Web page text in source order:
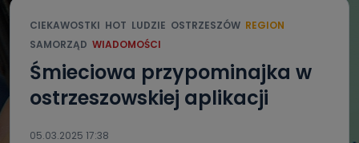
CIEKAWOSTKI HOT LUDZIE OSTRZESZÓW REGION
SAMORZĄD WIADOMOŚCI
Śmieciowa przypominajka w
ostrzeszowskiej aplikacji
05.03.2025 17:38